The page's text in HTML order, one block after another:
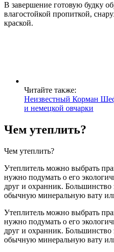
В завершение готовую будку
влагостойкой пропиткой,
краской.
Читайте также:
Неизвестный Корман
и немецкой овчарки
Чем утеплить?
Чем утеплить?
Утеплитель можно выбрать
нужно подумать о его
друг и охранник. Большинство
обычную минеральную вату
Утеплитель можно выбрать
нужно подумать о его
друг и охранник. Большинство
обычную минеральную вату